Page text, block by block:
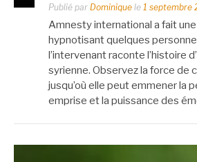
Publié par Dominique le 1 septembre
Amnesty international a fait
hypnotisant quelques
l’intervenant raconte l’histoire
syrienne. Observez la force de
jusqu’où elle peut emmener la
emprise et la puissance des